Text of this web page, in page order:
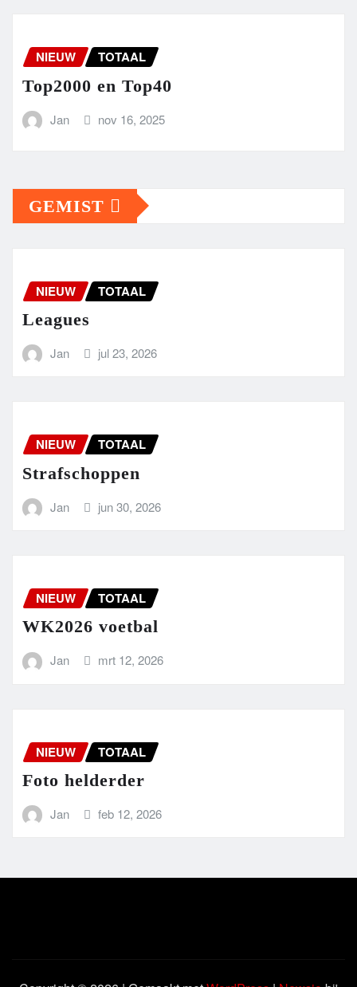
NIEUW TOTAAL
Top2000 en Top40
Jan nov 16, 2025
GEMIST
NIEUW TOTAAL
Leagues
Jan jul 23, 2026
NIEUW TOTAAL
Strafschoppen
Jan jun 30, 2026
NIEUW TOTAAL
WK2026 voetbal
Jan mrt 12, 2026
NIEUW TOTAAL
Foto helderder
Jan feb 12, 2026